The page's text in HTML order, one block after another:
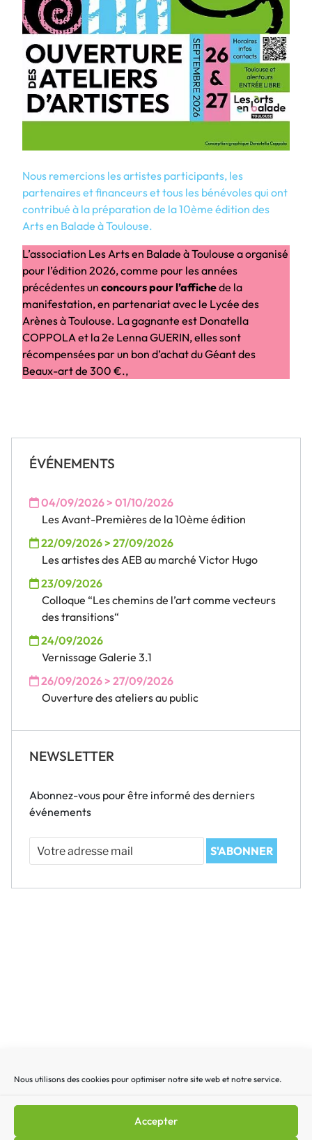
Nous utilisons des cookies pour optimiser notre site web et notre service.
Accepter
Nous remercions les artistes participants, les
partenaires et financeurs et tous les bénévoles qui ont
contribué à la préparation de la 10ème édition des
Arts en Balade à Toulouse.
L’association Les Arts en Balade à Toulouse a organisé
pour l’édition 2026, comme pour les années
précédentes un concours pour l’affichede la
manifestation, en partenariat avec le Lycée des
Arènes à Toulouse. La gagnante est Donatella
COPPOLA et la 2e Lenna GUERIN, elles sont
récompensées par un bon d’achat du Géant des
Beaux-art de 300 €.,
ÉVÉNEMENTS
04/09/2026 > 01/10/2026
Les Avant-Premières de la 10ème édition
22/09/2026 > 27/09/2026
Les artistes des AEB au marché Victor Hugo
23/09/2026
Colloque “Les chemins de l’art comme vecteurs
des transitions“
24/09/2026
Vernissage Galerie 3.1
26/09/2026 > 27/09/2026
Ouverture des ateliers au public
NEWSLETTER
Abonnez-vous pour être informé des derniers
événements
Votre
adresse
S'ABONNER
Recherche